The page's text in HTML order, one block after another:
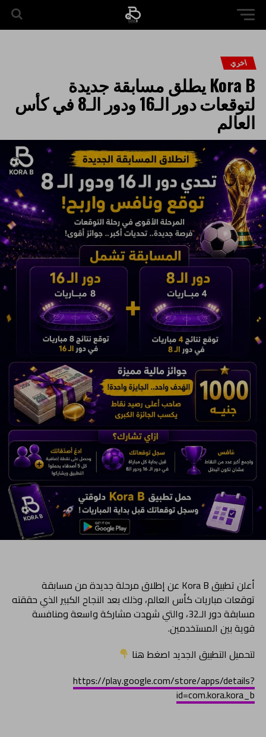
اخري
Kora B يطلق مسابقة جديدة
لتوقعات دور الـ16 ودور الـ8 في كأس
العالم
أعلن تطبيق Kora B عن إطلاق مرحلة جديدة من مسابقة
توقعات مباريات كأس العالم، وذلك بعد النجاح الكبير الذي حققته
مسابقة دور الـ32، والتي شهدت مشاركة واسعة ومنافسة
قوية بين المستخدمين.
لتحميل التطبيق الجديد اصغط هنا
https://play.google.com/store/apps/details?
id=com.kora.kora_b